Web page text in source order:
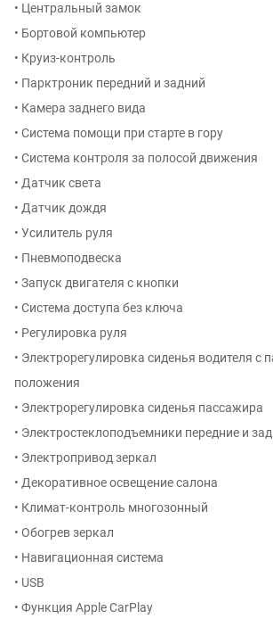
• Центральный замок
• Бортовой компьютер
• Круиз-контроль
• Парктроник передний и задний
• Камера заднего вида
• Система помощи при старте в гору
• Система контроля за полосой движения
• Датчик света
• Датчик дождя
• Усилитель руля
• Пневмоподвеска
• Запуск двигателя с кнопки
• Система доступа без ключа
• Регулировка руля
• Электрорегулировка сиденья водителя с
положения
• Электрорегулировка сиденья пассажира
• Электростеклоподъемники передние и
• Электропривод зеркал
• Декоративное освещение салона
• Климат-контроль многозонный
• Обогрев зеркал
• Навигационная система
• USB
• Функция Apple CarPlay